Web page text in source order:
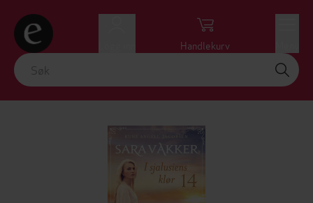
Handlekurv